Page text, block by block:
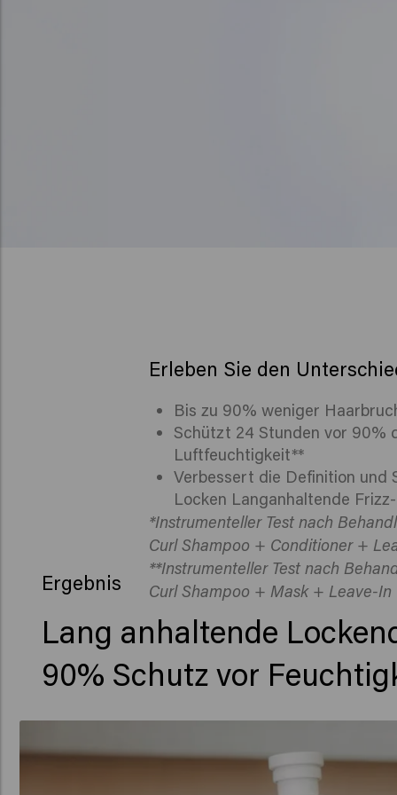
Ergebnis
Lang anhaltende
90% Schutz vor
Erleben Sie den
Bis zu 90% weniger
Schützt 24 Stunden vor 90%
Luftfeuchtigkeit**
Verbessert die Definition und
Locken Langanhaltende
*Instrumenteller Test nach
Curl Shampoo + Conditioner +
**Instrumenteller Test nach
Curl Shampoo + Mask + Leave-In